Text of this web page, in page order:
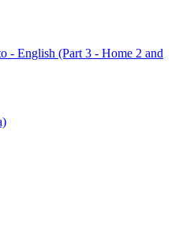
- English (Part 3 - Home 2 and